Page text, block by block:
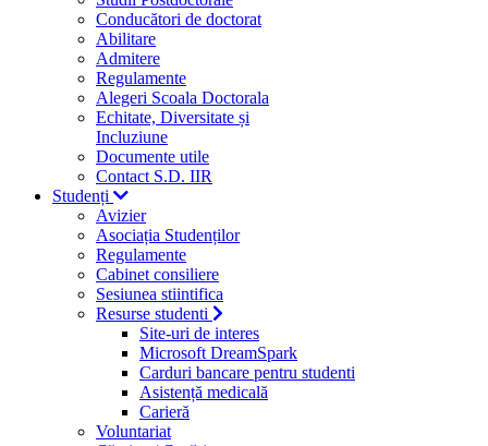
Conducători de doctorat
Abilitare
Admitere
Regulamente
Alegeri Scoala Doctorala
Echitate, Diversitate și
Incluziune
Documente utile
Contact S.D. IIR
Studenți
Avizier
Asociația Studenților
Regulamente
Cabinet consiliere
Sesiunea stiintifica
Resurse studenti
Site-uri de interes
Microsoft DreamSpark
Carduri bancare pentru studenti
Asistență medicală
Carieră
Voluntariat